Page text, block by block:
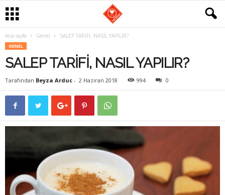
Ana sayfa Genel SALEP TARİFİ, NASIL YAPILIR?
GENEL
SALEP TARİFİ, NASIL YAPILIR?
Tarafından Beyza Arduc - 2 Haziran 2018 994 0